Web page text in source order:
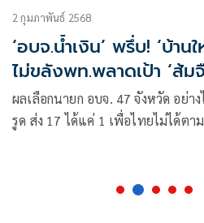
2 กุมภาพันธ์ 2568
‘อบจ.นํ้าเงิน’ พรึ่บ! ‘บ้า
ไม่ขลังพท.พลาดเป้า ‘ส้ม
ผลเลือกนายก อบจ. 47 จังหวัด อย่
รูด ส่ง 17 ได้แค่ 1 เพื่อไทยไม่ได้ต